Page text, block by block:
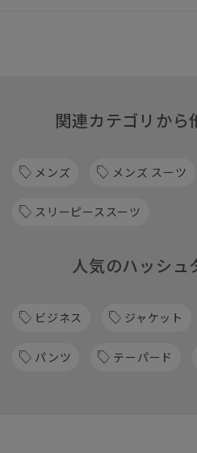
関連カテゴリから
メンズ メンズ スーツ
スリーピーススーツ
人気のハッシュ
ビジネス ジャケット
パンツ テーパード